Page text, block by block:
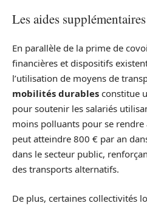
Les aides
En parallèle de la prime de
financières et dispositifs
l’utilisation de moyens de
mobilités durables constitue
pour soutenir les salariés
moins polluants pour se rendre
peut atteindre 800 € par an
dans le secteur public,
des transports alternatifs.
De plus, certaines collectivités